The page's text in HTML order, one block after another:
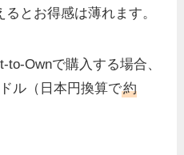
とお得感は薄れます。
to-Ownで購入する場合、
ル（日本円換算で約